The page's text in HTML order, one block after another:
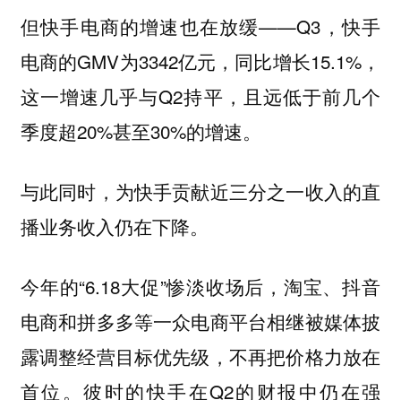
但快手电商的增速也在放缓——Q3，快手
电商的GMV为3342亿元，同比增长15.1%，
这一增速几乎与Q2持平，且远低于前几个
季度超20%甚至30%的增速。
与此同时，为快手贡献近三分之一收入的直
播业务收入仍在下降。
今年的“6.18大促”惨淡收场后，淘宝、抖音
电商和拼多多等一众电商平台相继被媒体披
露调整经营目标优先级，不再把价格力放在
首位。彼时的快手在Q2的财报中仍在强